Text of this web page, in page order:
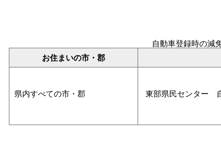
自動車登録時の減
お住まいの市・郡
県内すべての市・郡 東部県民センター